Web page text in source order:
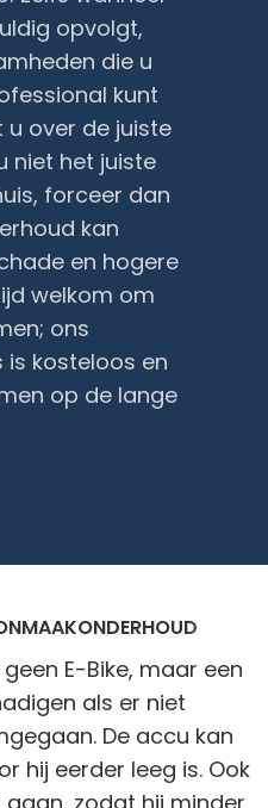
opvolgt,
die u
kunt
u over de juiste
niet het juiste
forceer dan
kan
en hogere
welkom om
ons
is kosteloos en
op de lange
ONDERHOUD
E-Bike, maar een
als er niet
De accu kan
hij eerder leeg is. Ook